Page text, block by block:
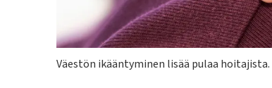
Kuvateksti
Väestön ikääntyminen lisää pulaa hoitajista.